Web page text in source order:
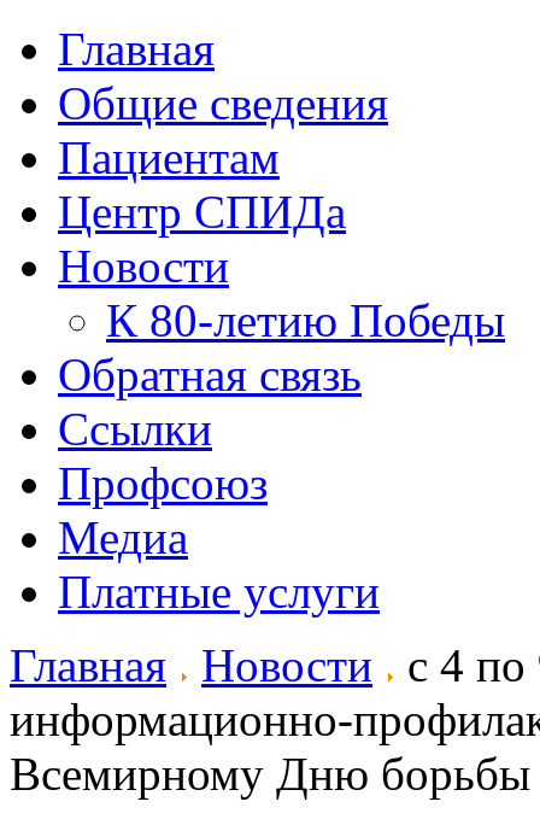
Главная
Общие сведения
Пациентам
Центр СПИДа
Новости
К 80-летию Победы
Обратная связь
Ссылки
Профсоюз
Медиа
Платные услуги
Главная
Новости
с 4 по
информационно-
Всемирному Дню борьбы